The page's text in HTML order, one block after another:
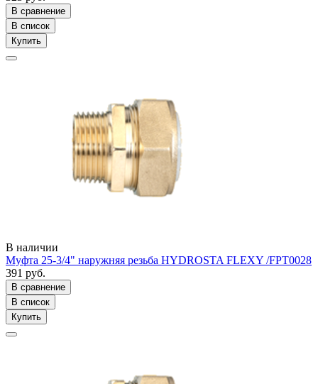
В сравнение
В список
Купить
В наличии
Муфта 25-3/4" наружняя резьба HYDROSTA FLEXY /FPT0028
391 руб.
В сравнение
В список
Купить